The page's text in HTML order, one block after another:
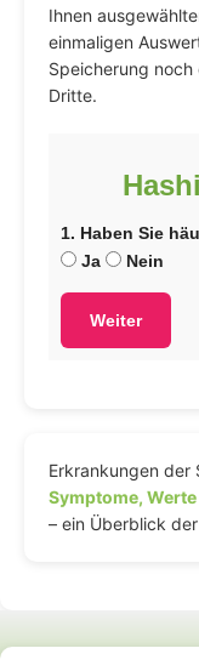
Ihnen
einmaligen
Speicherung noch
Dritte.
1. Haben Sie
Ja
Nein
Weiter
Erkrankungen der
Symptome,
– ein Überblick